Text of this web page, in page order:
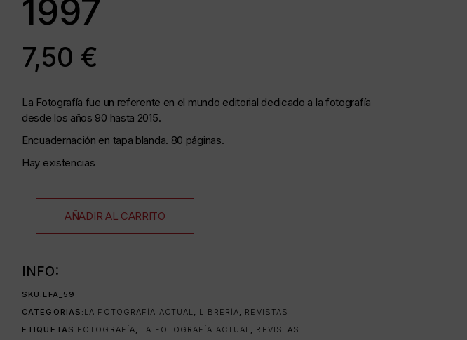
1997
7,50 €
La Fotografía fue un referente en el mundo editorial dedicado a la fotografía
desde los años 90 hasta 2015.
Encuadernación en tapa blanda. 80 páginas.
Hay existencias
AÑADIR AL CARRITO
INFO:
SKU: LFA_59
CATEGORÍAS: LA FOTOGRAFÍA ACTUAL, LIBRERÍA, REVISTAS
ETIQUETAS: FOTOGRAFÍA, LA FOTOGRAFÍA ACTUAL, REVISTAS